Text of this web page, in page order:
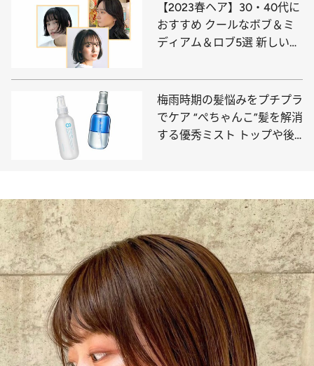
【2023春ヘア】30・40代に
おすすめ クールなボブ＆ミ
ディアム＆ロブ5選 新しい季
梅雨時期の髪悩みをプチプラ
でケア “ぺちゃんこ”髪を解消
する優秀ミスト トップや後